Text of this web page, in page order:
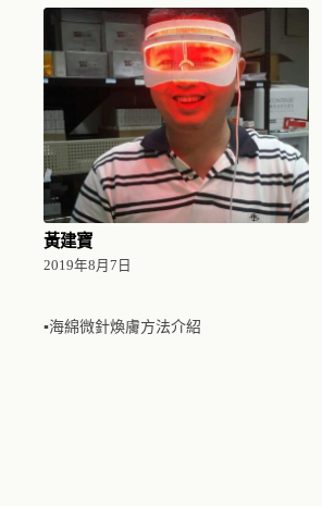
黃建寶
2019年8月7日
▪海綿微針煥膚方法介紹